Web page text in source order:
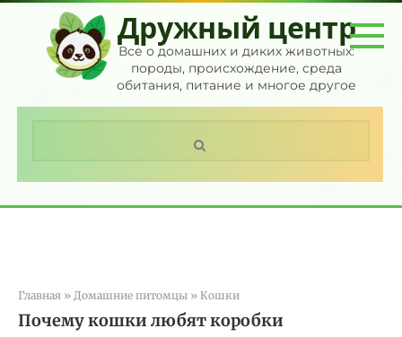
Перейти
контенту
Дружный центр
Все о домашних и диких животных:
породы, происхождение, среда
обитания, питание и многое другое
Главная » Домашние питомцы » Кошки
Почему кошки любят коробки